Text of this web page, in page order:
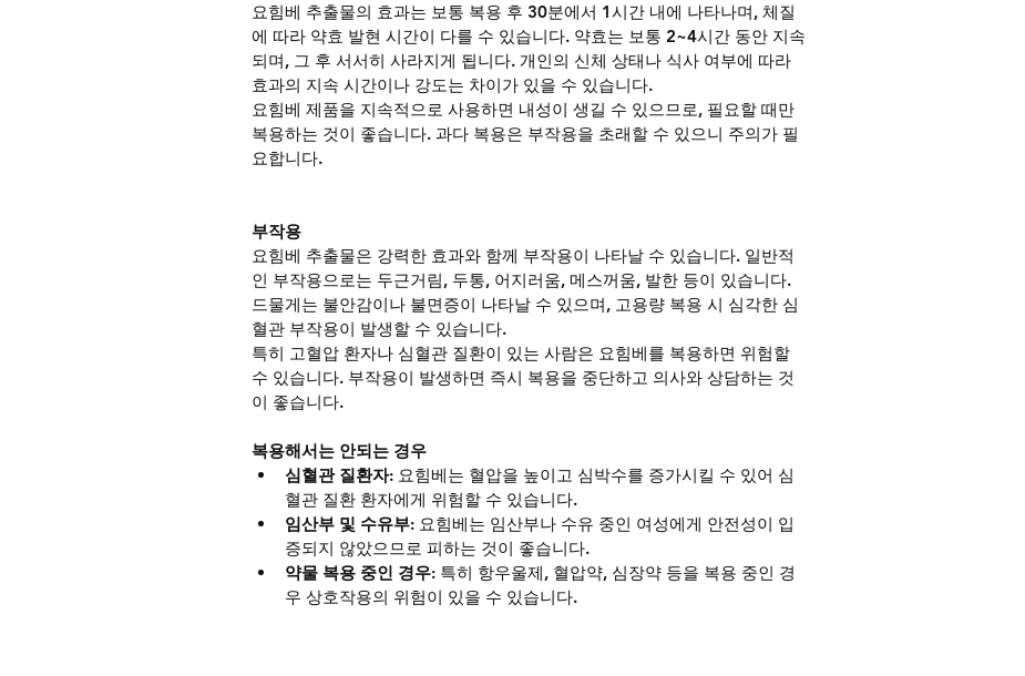
요힘베 추출물의 효과는 보통 복용 후 30분에서 1시간 내에 나타나며, 체질
에 따라 약효 발현 시간이 다를 수 있습니다. 약효는 보통 2~4시간 동안 지속
되며, 그 후 서서히 사라지게 됩니다. 개인의 신체 상태나 식사 여부에 따라
효과의 지속 시간이나 강도는 차이가 있을 수 있습니다.
요힘베 제품을 지속적으로 사용하면 내성이 생길 수 있으므로, 필요할 때만
복용하는 것이 좋습니다. 과다 복용은 부작용을 초래할 수 있으니 주의가 필
요합니다.
부작용
요힘베 추출물은 강력한 효과와 함께 부작용이 나타날 수 있습니다. 일반적
인 부작용으로는 두근거림, 두통, 어지러움, 메스꺼움, 발한 등이 있습니다.
드물게는 불안감이나 불면증이 나타날 수 있으며, 고용량 복용 시 심각한 심
혈관 부작용이 발생할 수 있습니다.
특히 고혈압 환자나 심혈관 질환이 있는 사람은 요힘베를 복용하면 위험할
수 있습니다. 부작용이 발생하면 즉시 복용을 중단하고 의사와 상담하는 것
이 좋습니다.
복용해서는 안되는 경우
심혈관 질환자: 요힘베는 혈압을 높이고 심박수를 증가시킬 수 있어 심
혈관 질환 환자에게 위험할 수 있습니다.
임산부 및 수유부: 요힘베는 임산부나 수유 중인 여성에게 안전성이 입
증되지 않았으므로 피하는 것이 좋습니다.
약물 복용 중인 경우: 특히 항우울제, 혈압약, 심장약 등을 복용 중인 경
우 상호작용의 위험이 있을 수 있습니다.